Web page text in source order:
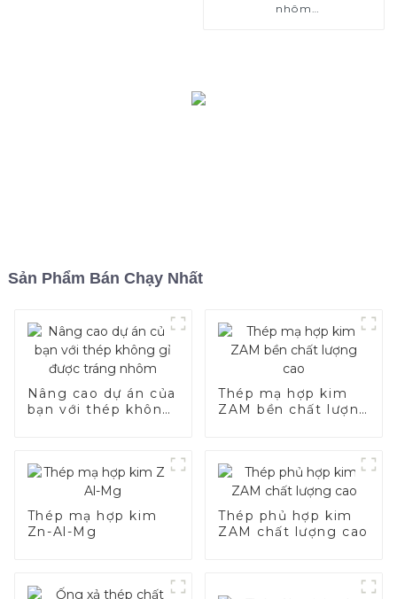
nhôm
Sản Phẩm Bán Chạy Nhất
Nâng cao dự án của
bạn với thép không
Thép mạ hợp kim
ZAM bền chất lượng
Thép mạ hợp kim
Zn-Al-Mg
Thép phủ hợp kim
ZAM chất lượng cao